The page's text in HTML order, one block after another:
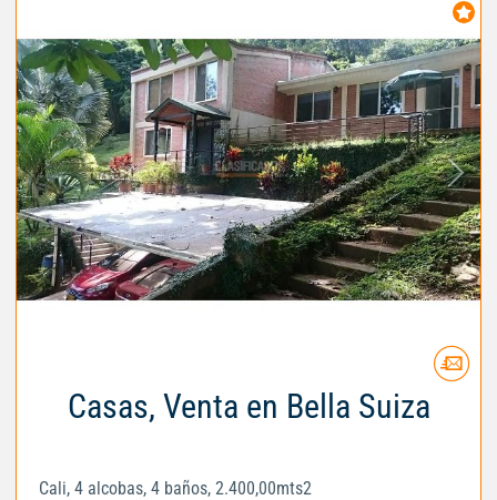
Casas, Venta en Bella Suiza
Cali, 4 alcobas, 4 baños, 2.400,00mts2